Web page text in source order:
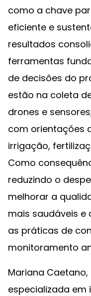
como a chave
eficiente e
resultados
ferramentas
de decisões do
estão na coleta
drones e
com orientações
irrigação,
Como
reduzindo o
melhorar a
mais saudáveis
as práticas de
monitoramento
Mariana Caetano,
especializada em